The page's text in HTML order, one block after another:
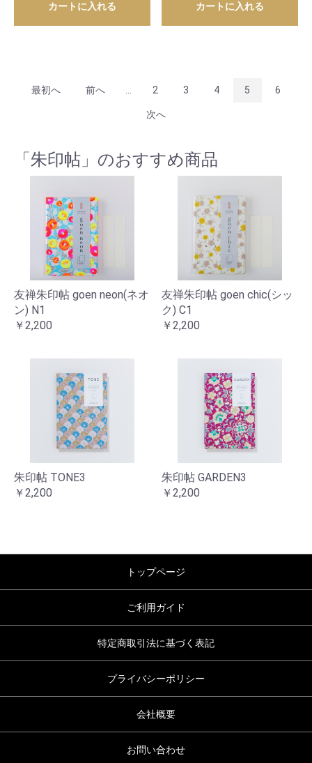
カートに入れる カートに入れる
最初へ 前へ 2 3 4 5 6
次へ
「朱印帖」のおすすめ商品
友禅朱印帖 goen neon(ネオ
ン) N1
￥2,200
友禅朱印帖 goen chic(シッ
ク) C1
￥2,200
朱印帖 TONE3
￥2,200
朱印帖 GARDEN3
￥2,200
トップページ
ご利用ガイド
特定商取引法に基づく表記
プライバシーポリシー
会社概要
お問い合わせ